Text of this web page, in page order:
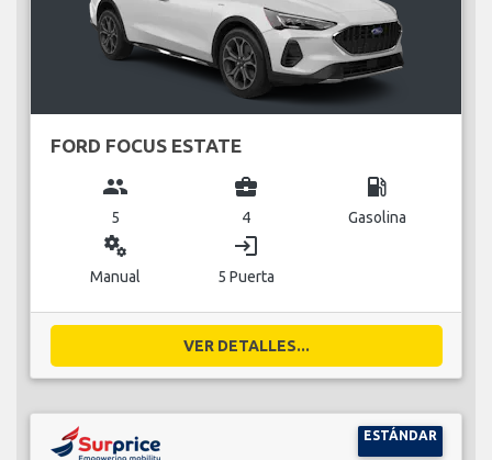
FORD FOCUS ESTATE
group
5
business_center
4
local_gas_station
Gasolina
miscellaneous_services
Manual
login
5 Puerta
VER DETALLES...
ESTÁNDAR